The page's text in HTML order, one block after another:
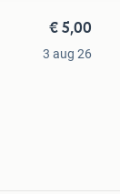
€ 5,00
3 aug 26